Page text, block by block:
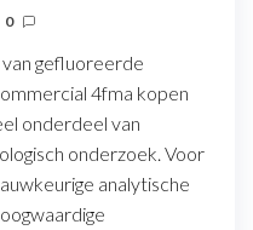
0
gefluoreerde
4fma kopen
onderdeel van
onderzoek. Voor
analytische